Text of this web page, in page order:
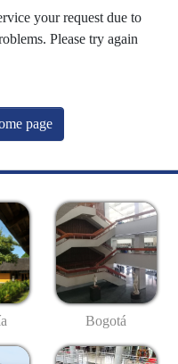
your request due to
Please try again
page
Bogotá